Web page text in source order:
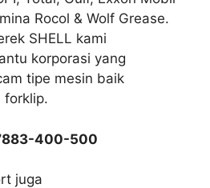
Rocol & Wolf Grease.
SHELL kami
korporasi yang
tipe mesin baik
forklip.
400-500
juga